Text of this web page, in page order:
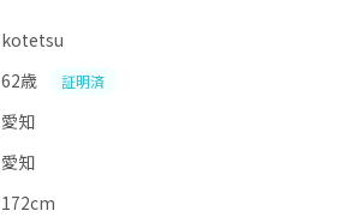
kotetsu
62歳 証明済
愛知
愛知
172cm